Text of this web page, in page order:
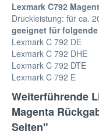
Lexmark C792
Druckleistung: für ca.
geeignet für
Lexmark C 792 DE
Lexmark C 792 DHE
Lexmark C 792 DTE
Lexmark C 792 E
Weiterführende
Magenta
Seiten"